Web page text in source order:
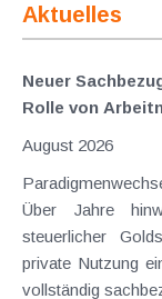
Aktuelles
Neuer
Rolle von
August 2026
Über Jahre
steuerlicher
private Nutzung
vollständig